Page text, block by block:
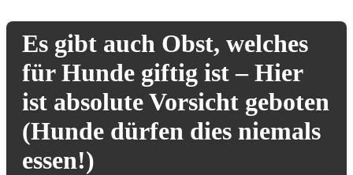
Es gibt auch Obst, welches
für Hunde giftig ist – Hier
ist absolute Vorsicht geboten
(Hunde dürfen dies niemals
essen!)